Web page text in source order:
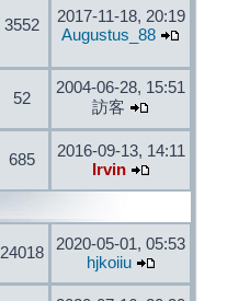
3552
2017-11-18, 20:19
Augustus_88
52
2004-06-28, 15:51
訪客
685
2016-09-13, 14:11
Irvin
24018
2020-05-01, 05:53
hjkoiiu